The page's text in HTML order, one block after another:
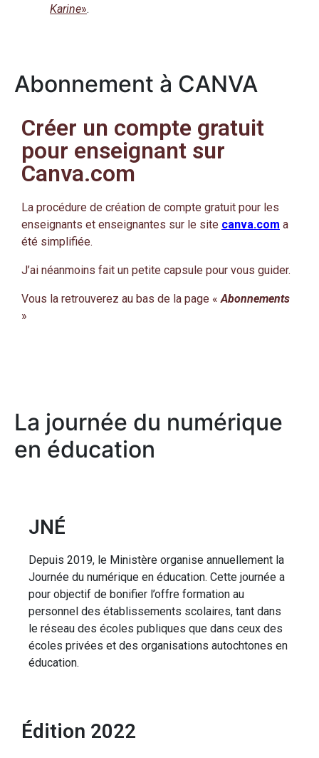
Karine».
Abonnement à CANVA
Créer un compte gratuit
pour enseignant sur
Canva.com
La procédure de création de compte gratuit pour les
enseignants et enseignantes sur le site canva.com a
été simplifiée.
J’ai néanmoins fait un petite capsule pour vous guider.
Vous la retrouverez au bas de la page «Abonnements
»
La journée du numérique
en éducation
JNÉ
Depuis 2019, le Ministère organise annuellement la
Journée du numérique en éducation. Cette journée a
pour objectif de bonifier l’offre formation au
personnel des établissements scolaires, tant dans
le réseau des écoles publiques que dans ceux des
écoles privées et des organisations autochtones en
éducation.
Édition 2022